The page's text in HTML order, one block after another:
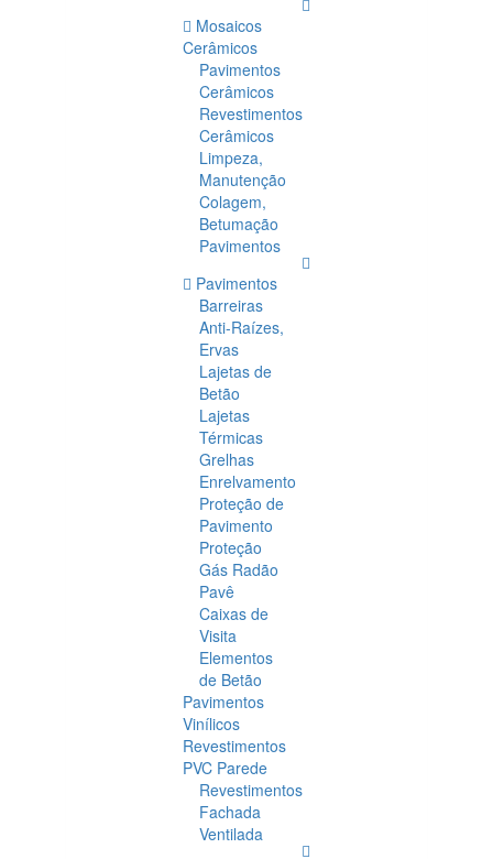
Mosaicos
Cerâmicos
Pavimentos
Cerâmicos
Revestimentos
Cerâmicos
Limpeza,
Manutenção
Colagem,
Betumação
Pavimentos
Pavimentos
Barreiras
Anti-Raízes,
Ervas
Lajetas de
Betão
Lajetas
Térmicas
Grelhas
Enrelvamento
Proteção de
Pavimento
Proteção
Gás Radão
Pavê
Caixas de
Visita
Elementos
de Betão
Pavimentos
Vinílicos
Revestimentos
PVC Parede
Revestimentos
Fachada
Ventilada